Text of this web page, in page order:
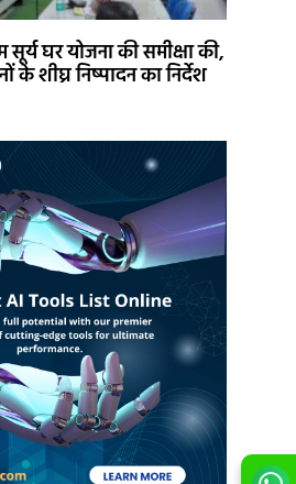
घर योजना की समीक्षा की,
शीघ्र निष्पादन का निर्देश